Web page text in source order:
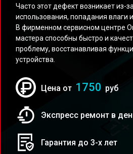
Часто этот дефект возникает из-
использования, попадания влаги
В фирменном сервисном центре
мастера способны быстро и
проблему, восстанавливая
устройства.
Цена от 1750 руб
Экспресс ремонт в
Гарантия до 3-х лет